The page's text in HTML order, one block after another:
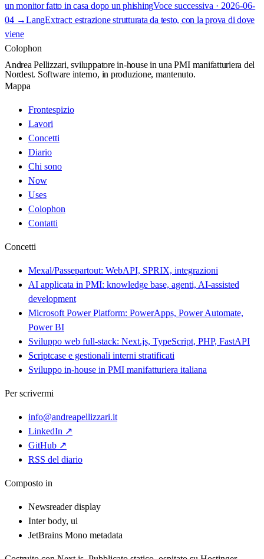
un monitor fatto in casa dopo un phishingVoce successiva · 2026-06-
04 →LangExtract: estrazione strutturata da testo, con la prova di dove
viene
Colophon
Andrea Pellizzari, sviluppatore in-house in una PMI manifatturiera del
Nordest. Software interno, in produzione, mantenuto.
Mappa
Frontespizio
Lavori
Concetti
Diario
Chi sono
Now
Uses
Colophon
Contatti
Concetti
Mexal/Passepartout: WebAPI, SPRIX, integrazioni
AI applicata in PMI: knowledge base, agenti, AI-assisted
development
Microsoft Power Platform: PowerApps, Power Automate,
Power BI
Sviluppo web full-stack: Next.js, TypeScript, PHP, FastAPI
Scriptcase e gestionali interni stratificati
Sviluppo in-house in PMI manifatturiera italiana
Per scrivermi
info@andreapellizzari.it
LinkedIn ↗
GitHub ↗
RSS del diario
Composto in
Newsreader display
Inter body, ui
JetBrains Mono metadata